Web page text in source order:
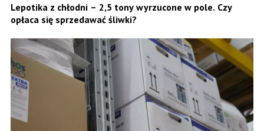
Lepotika z chłodni – 2,5 tony wyrzucone w pole. Czy
opłaca się sprzedawać śliwki?